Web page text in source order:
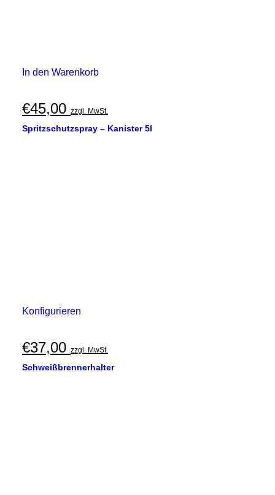
In den Warenkorb
€45,00 zzgl. MwSt.
Spritzschutzspray – Kanister 5l
Konfigurieren
€37,00 zzgl. MwSt.
Schweißbrennerhalter